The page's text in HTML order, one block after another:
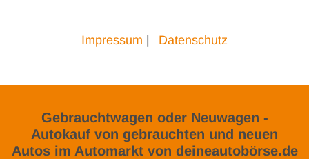
Impressum | Datenschutz
Gebrauchtwagen oder Neuwagen -
Autokauf von gebrauchten und neuen
Autos im Automarkt von deineautobörse.de